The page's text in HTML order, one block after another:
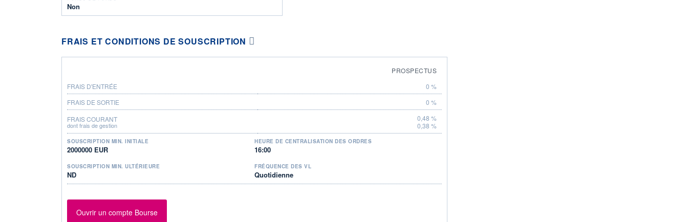
Non
FRAIS ET CONDITIONS DE SOUSCRIPTION
PROSPECTUS
FRAIS D'ENTRÉE
0 %
FRAIS DE SORTIE
0 %
FRAIS COURANT
dont frais de gestion
0,48 %
0,38 %
SOUSCRIPTION MIN. INITIALE
2000000 EUR
HEURE DE CENTRALISATION DES ORDRES
16:00
SOUSCRIPTION MIN. ULTÉRIEURE
ND
FRÉQUENCE DES VL
Quotidienne
Ouvrir un compte Bourse